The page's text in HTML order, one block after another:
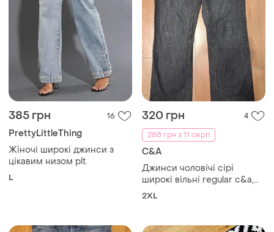
385 грн 16
PrettyLittleThing
Жіночі широкі джинси з
цікавим низом plt.
L
320 грн
4
288 грн з 11 серп
C&A
Джинси чоловічі сірі
широкі вільні regular c&a,
розмір 2xl
2XL